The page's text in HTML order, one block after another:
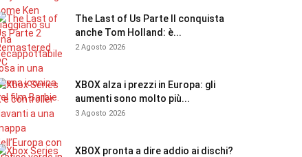
The Last of Us Parte II conquista
anche Tom Holland: è...
2 Agosto 2026
XBOX alza i prezzi in Europa: gli
aumenti sono molto più...
3 Agosto 2026
XBOX pronta a dire addio ai dischi?